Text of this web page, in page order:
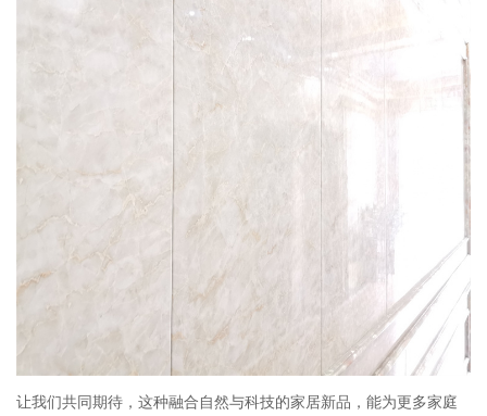
让我们共同期待，这种融合自然与科技的家居新品，能为更多家庭